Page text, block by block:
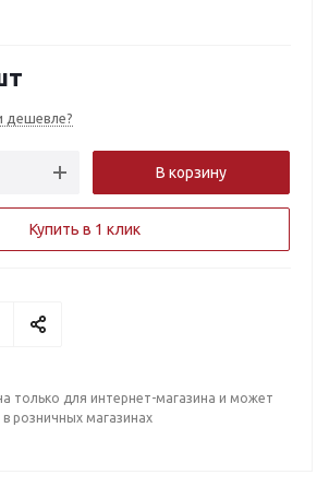
дешевле?
В корзину
Купить в 1 клик
только для интернет-магазина и может
розничных магазинах